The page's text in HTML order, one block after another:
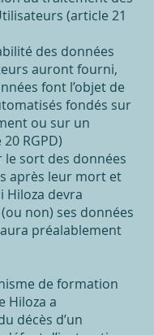
(article 21
des données
auront fourni,
font l’objet de
fondés sur
ou sur un
RGPD)
sort des données
après leur mort et
Hiloza devra
non) ses données
préalablement
de formation
Hiloza a
décès d’un